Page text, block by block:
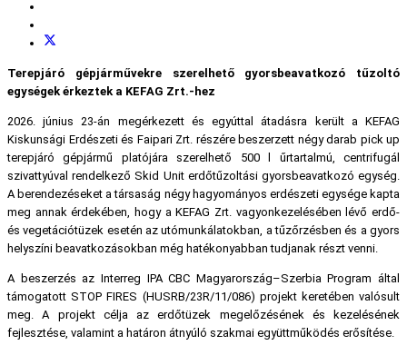
Terepjáró gépjárművekre szerelhető gyorsbeavatkozó tűzoltó
egységek érkeztek a KEFAG Zrt.-hez
2026. június 23-án megérkezett és egyúttal átadásra került a KEFAG
Kiskunsági Erdészeti és Faipari Zrt. részére beszerzett négy darab pick up
terepjáró gépjármű platójára szerelhető 500 l űrtartalmú, centrifugál
szivattyúval rendelkező Skid Unit erdőtűzoltási gyorsbeavatkozó egység.
A berendezéseket a társaság négy hagyományos erdészeti egysége kapta
meg annak érdekében, hogy a KEFAG Zrt. vagyonkezelésében lévő erdő-
és vegetációtüzek esetén az utómunkálatokban, a tűzőrzésben és a gyors
helyszíni beavatkozásokban még hatékonyabban tudjanak részt venni.
A beszerzés az Interreg IPA CBC Magyarország–Szerbia Program által
támogatott STOP FIRES (HUSRB/23R/11/086) projekt keretében valósult
meg. A projekt célja az erdőtüzek megelőzésének és kezelésének
fejlesztése, valamint a határon átnyúló szakmai együttműködés erősítése.